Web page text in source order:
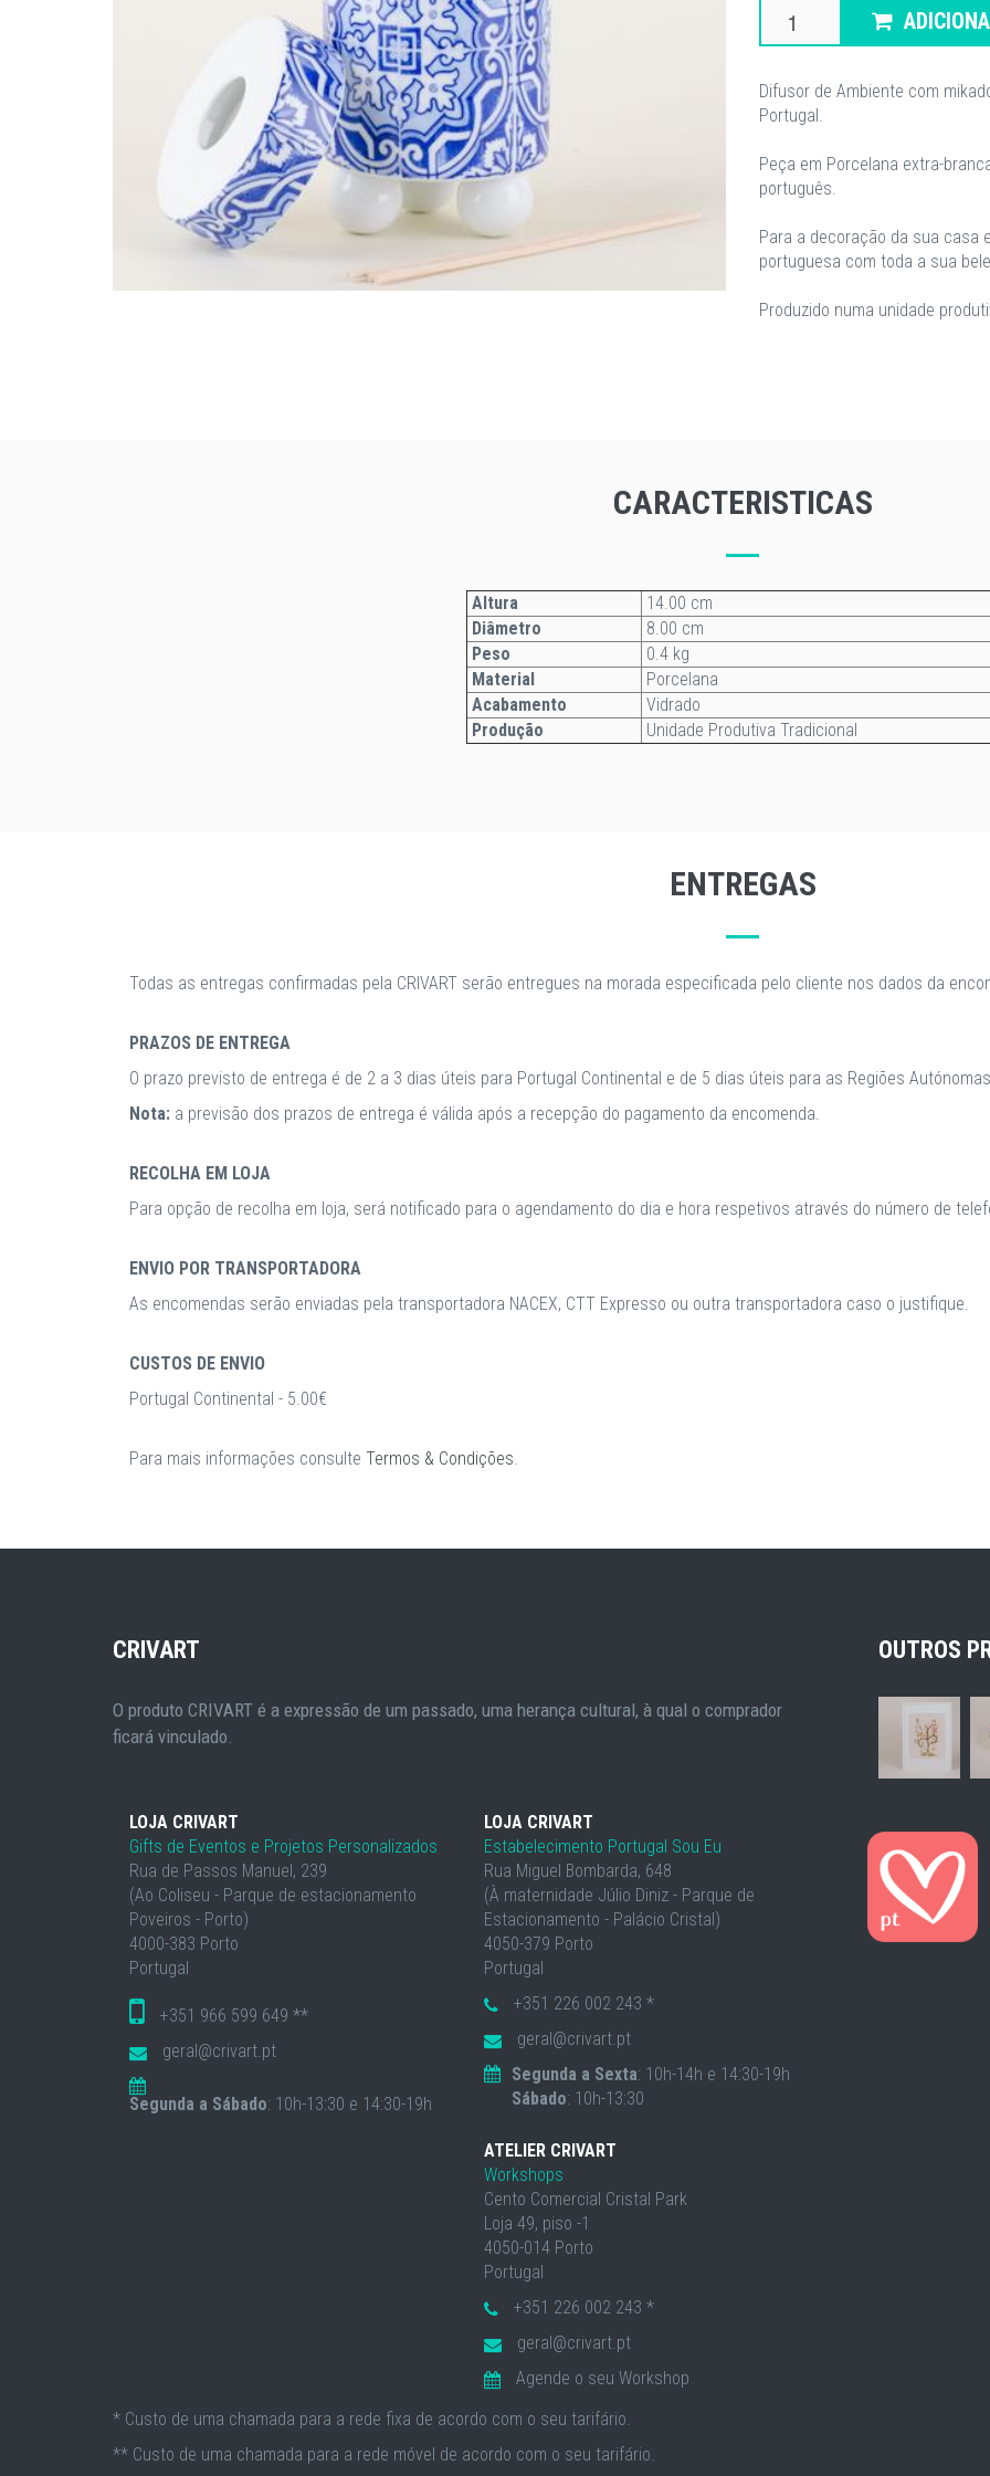
Difusor de Ambiente com
Portugal.
Peça em Porcelana extra-
português.
Para a decoração da sua casa
portuguesa com toda a sua
Produzido numa unidade
CARACTERISTICAS
Altura
14.00 cm
Diâmetro
8.00 cm
Peso
0.4 kg
Material
Porcelana
Acabamento
Vidrado
Produção
Unidade Produtiva Tradicional
ENTREGAS
Todas as entregas confirmadas pela CRIVART serão entregues na morada especificada pelo cliente nos dados da
PRAZOS DE ENTREGA
O prazo previsto de entrega é de 2 a 3 dias úteis para Portugal Continental e de 5 dias úteis para as Regiões
Nota: a previsão dos prazos de entrega é válida após a recepção do pagamento da encomenda.
RECOLHA EM LOJA
Para opção de recolha em loja, será notificado para o agendamento do dia e hora respetivos através do número de
ENVIO POR TRANSPORTADORA
As encomendas serão enviadas pela transportadora NACEX, CTT Expresso ou outra transportadora caso o justifique.
CUSTOS DE ENVIO
Portugal Continental - 5.00€
Para mais informações consulte Termos & Condições.
CRIVART
O produto CRIVART é a expressão de um passado, uma herança cultural, à qual o comprador
ficará vinculado.
LOJA CRIVART
Gifts de Eventos e Projetos Personalizados
Rua de Passos Manuel, 239
(Ao Coliseu - Parque de estacionamento
Poveiros - Porto)
4000-383 Porto
Portugal
+351 966 599 649 **
geral@crivart.pt
Segunda a Sábado: 10h-13:30 e 14:30-19h
LOJA CRIVART
Estabelecimento Portugal Sou Eu
Rua Miguel Bombarda, 648
(À maternidade Júlio Diniz - Parque de
Estacionamento - Palácio Cristal)
4050-379 Porto
Portugal
+351 226 002 243 *
geral@crivart.pt
Segunda a Sexta: 10h-14h e 14:30-19h
Sábado: 10h-13:30
ATELIER CRIVART
Workshops
Cento Comercial Cristal Park
Loja 49, piso -1
4050-014 Porto
Portugal
+351 226 002 243 *
geral@crivart.pt
Agende o seu Workshop
OUTROS
* Custo de uma chamada para a rede fixa de acordo com o seu tarifário.
** Custo de uma chamada para a rede móvel de acordo com o seu tarifário.